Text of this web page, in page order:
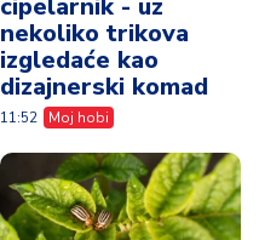
cipelarnik - uz
nekoliko trikova
izgledaće kao
dizajnerski komad
11:52 Moj hobi